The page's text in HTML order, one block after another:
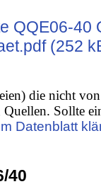
QQE06-40
(252
die nicht
Sollte
Datenblatt
40